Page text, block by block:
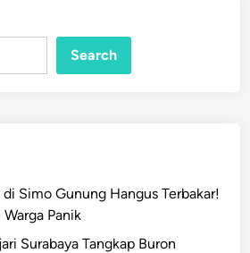
Search
Simo Gunung Hangus Terbakar!
Panik
Surabaya Tangkap Buron